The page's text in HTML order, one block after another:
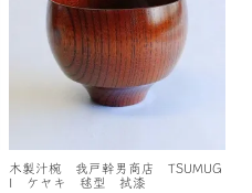
木製汁椀 我戸幹男商店 TSUMUG
I ケヤキ 毬型 拭漆